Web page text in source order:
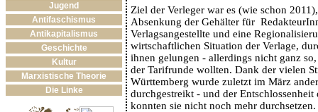
Jugend
Antifaschismus
Antikapitalismus
Geschichte
Kultur
Marxistische Theorie
Die Linke
Ziel der Verleger war es (wie schon
Absenkung der Gehälter für
Verlagsangestellte und eine
wirtschaftlichen Situation der Verlage,
ihnen gelungen - allerdings nicht ganz
der Tarifrunde wollten. Dank der vielen
Württemberg wurde zuletzt im März
durchgestreikt - und der Entschlossenheit
konnten sie nicht noch mehr durchsetzen.